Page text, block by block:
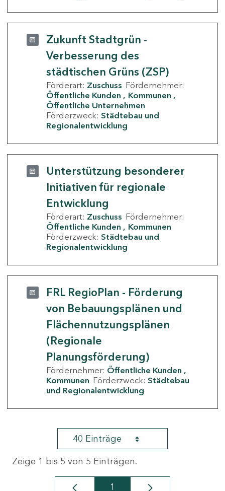
Zukunft Stadtgrün -
Verbesserung des
städtischen Grüns (ZSP)
Förderart: Zuschuss Fördernehmer:
Öffentliche Kunden
Kommunen
Öffentliche Unternehmen
Förderzweck: Städtebau und
Regionalentwicklung
Unterstützung besonderer
Initiativen für regionale
Entwicklung
Förderart: Zuschuss Fördernehmer:
Öffentliche Kunden
Kommunen
Förderzweck: Städtebau und
Regionalentwicklung
FRL RegioPlan - Förderung
von Bebauungsplänen und
Flächennutzungsplänen
(Regionale
Planungsförderung)
Fördernehmer: Öffentliche Kunden
Kommunen Förderzweck: Städtebau
und Regionalentwicklung
40 Einträge
Zeige 1 bis 5 von 5 Einträgen.
1